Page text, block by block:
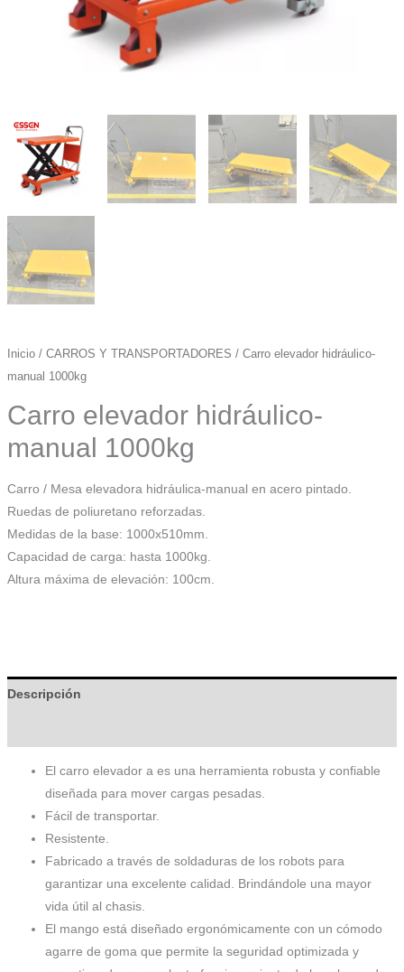
Inicio/ CARROS Y TRANSPORTADORES / Carro elevador hidráulico-
manual 1000kg
Carro elevador hidráulico-
manual 1000kg
Carro / Mesa elevadora hidráulica-manual en acero pintado.
Ruedas de poliuretano reforzadas.
Medidas de la base: 1000x510mm.
Capacidad de carga: hasta 1000kg.
Altura máxima de elevación: 100cm.
Descripción
El carro elevador a es una herramienta robusta y confiable
diseñada para mover cargas pesadas.
Fácil de transportar.
Resistente.
Fabricado a través de soldaduras de los robots para
garantizar una excelente calidad. Brindándole una mayor
vida útil al chasis.
El mango está diseñado ergonómicamente con un cómodo
agarre de goma que permite la seguridad optimizada y